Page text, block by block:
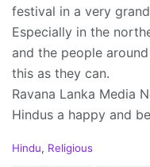
festival in a very
Especially in the
and the people
this as they can.
Ravana Lanka Media
Hindus a happy and
C
Hindu, Religious